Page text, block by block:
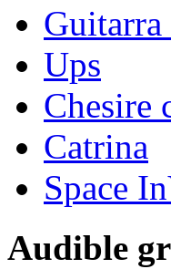
Guitarra
Ups
Chesire
Catrina
Space
Audible